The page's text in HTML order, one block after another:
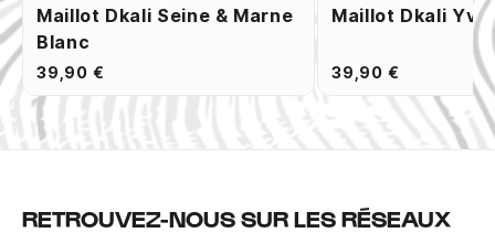
Maillot Dkali Seine & Marne
Blanc
39,90 €
Maillot Dkali
39,90 €
RETROUVEZ-NOUS SUR LES RÉSEAUX